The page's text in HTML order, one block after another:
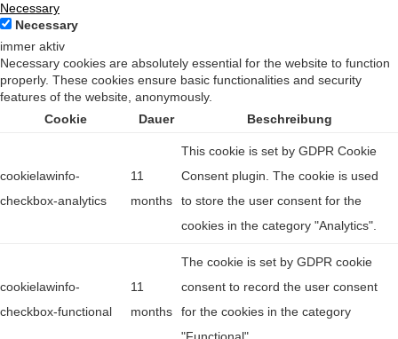
Necessary
Necessary
immer aktiv
Necessary cookies are absolutely essential for the website to function
properly. These cookies ensure basic functionalities and security
features of the website, anonymously.
Cookie
Dauer Beschreibung
cookielawinfo-
checkbox-analytics
11
months
This cookie is set by GDPR Cookie
Consent plugin. The cookie is used
to store the user consent for the
cookies in the category "Analytics".
cookielawinfo-
checkbox-functional
11
months
The cookie is set by GDPR cookie
consent to record the user consent
for the cookies in the category